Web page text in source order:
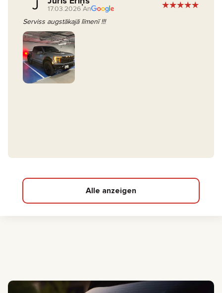
J
17.03.2026 An
Serviss augstākajā līmenī !!!
Alle anzeigen